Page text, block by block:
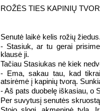
ROŽĖS TIES KAPINIŲ
Senutė laikė kelis rožių
- Stasiuk, ar tu gerai
klausė ji.
Tačiau Stasiukas nė kiek
- Ema, sakau tau, kad
atsirėmė į kapinių tvorą.
- Aš pats duobelę iškasiau, o
Per suvytusį senutės